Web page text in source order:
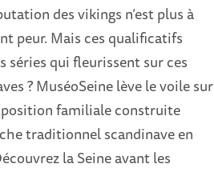
des vikings n’est plus à
peur. Mais ces qualificatifs
séries qui fleurissent sur ces
? MuséoSeine lève le voile sur
familiale construite
traditionnel scandinave en
la Seine avant les